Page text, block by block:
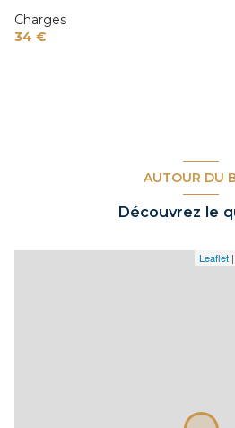
Charges
34 €
AUTOUR DU
Découvrez le
Leaflet |